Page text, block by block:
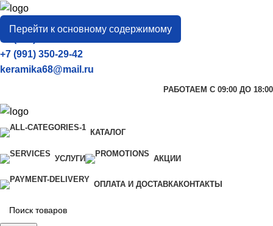
Перейти к основному содержимому
город
Тамбов
+7 (906) 657-33-54
+7 (991) 350-29-42
keramika68@mail.ru
РАБОТАЕМ С 09:00 ДО 18:00
КАТАЛОГ
УСЛУГИ АКЦИИ
ОПЛАТА И ДОСТАВКАКОНТАКТЫ